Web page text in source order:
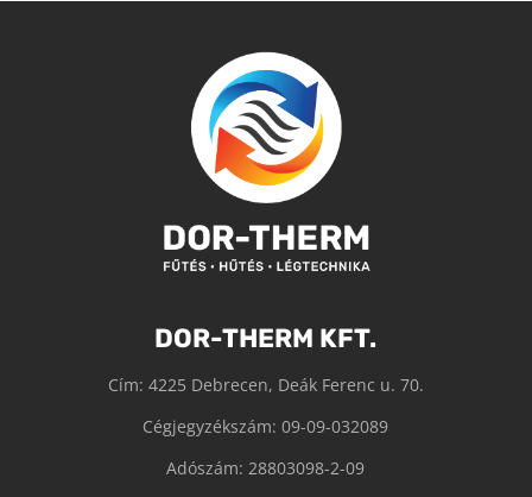
DOR-THERM KFT.
Cím: 4225 Debrecen, Deák Ferenc u. 70.
Cégjegyzékszám: 09-09-032089
Adószám: 28803098-2-09